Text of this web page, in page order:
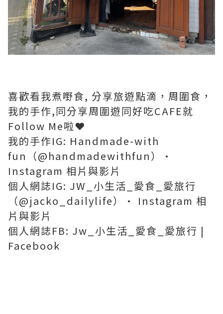
喜歡看我煮嘢食, 分享旅遊點滴，周圍食，
我的手作,同分享周圍遊同好吃CAFE就
Follow Me啦❤️
我的手作IG: Handmade-with
fun（@handmadewithfun）•
Instagram 相片與影片
個人網誌IG: JW_小生活_愛食_愛旅行
（@jacko_dailylife）• Instagram 相
片與影片
個人網誌FB: Jw_小生活_愛食_愛旅行 |
Facebook